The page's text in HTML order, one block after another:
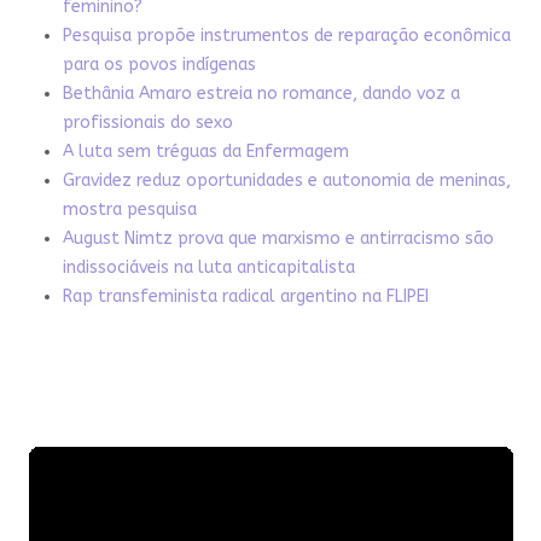
feminino?
Pesquisa propõe instrumentos de reparação econômica
para os povos indígenas
Bethânia Amaro estreia no romance, dando voz a
profissionais do sexo
A luta sem tréguas da Enfermagem
Gravidez reduz oportunidades e autonomia de meninas,
mostra pesquisa
August Nimtz prova que marxismo e antirracismo são
indissociáveis na luta anticapitalista
Rap transfeminista radical argentino na FLIPEI